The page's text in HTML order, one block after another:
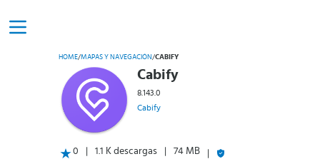
HOME/MAPAS Y NAVEGACIÓN/CABIFY
Cabify
8.143.0
Cabify
0 1.1 K descargas 74 MB